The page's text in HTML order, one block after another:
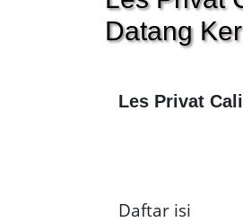
Datang
Les Privat
Daftar isi